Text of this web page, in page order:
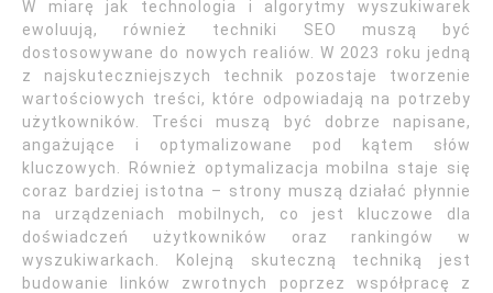
W miarę jak technologia i algorytmy wyszukiwarek
ewoluują, również techniki SEO muszą być
dostosowywane do nowych realiów. W 2023 roku jedną
z najskuteczniejszych technik pozostaje tworzenie
wartościowych treści, które odpowiadają na potrzeby
użytkowników. Treści muszą być dobrze napisane,
angażujące i optymalizowane pod kątem słów
kluczowych. Również optymalizacja mobilna staje się
coraz bardziej istotna – strony muszą działać płynnie
na urządzeniach mobilnych, co jest kluczowe dla
doświadczeń użytkowników oraz rankingów w
wyszukiwarkach. Kolejną skuteczną techniką jest
budowanie linków zwrotnych poprzez współpracę z